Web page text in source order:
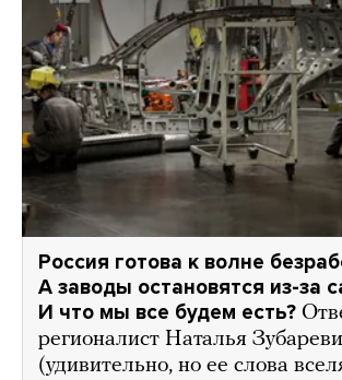
Россия готова к волне
А заводы остановятся из-за
И что мы все будем есть?
регионалист Наталья
(удивительно, но ее слова